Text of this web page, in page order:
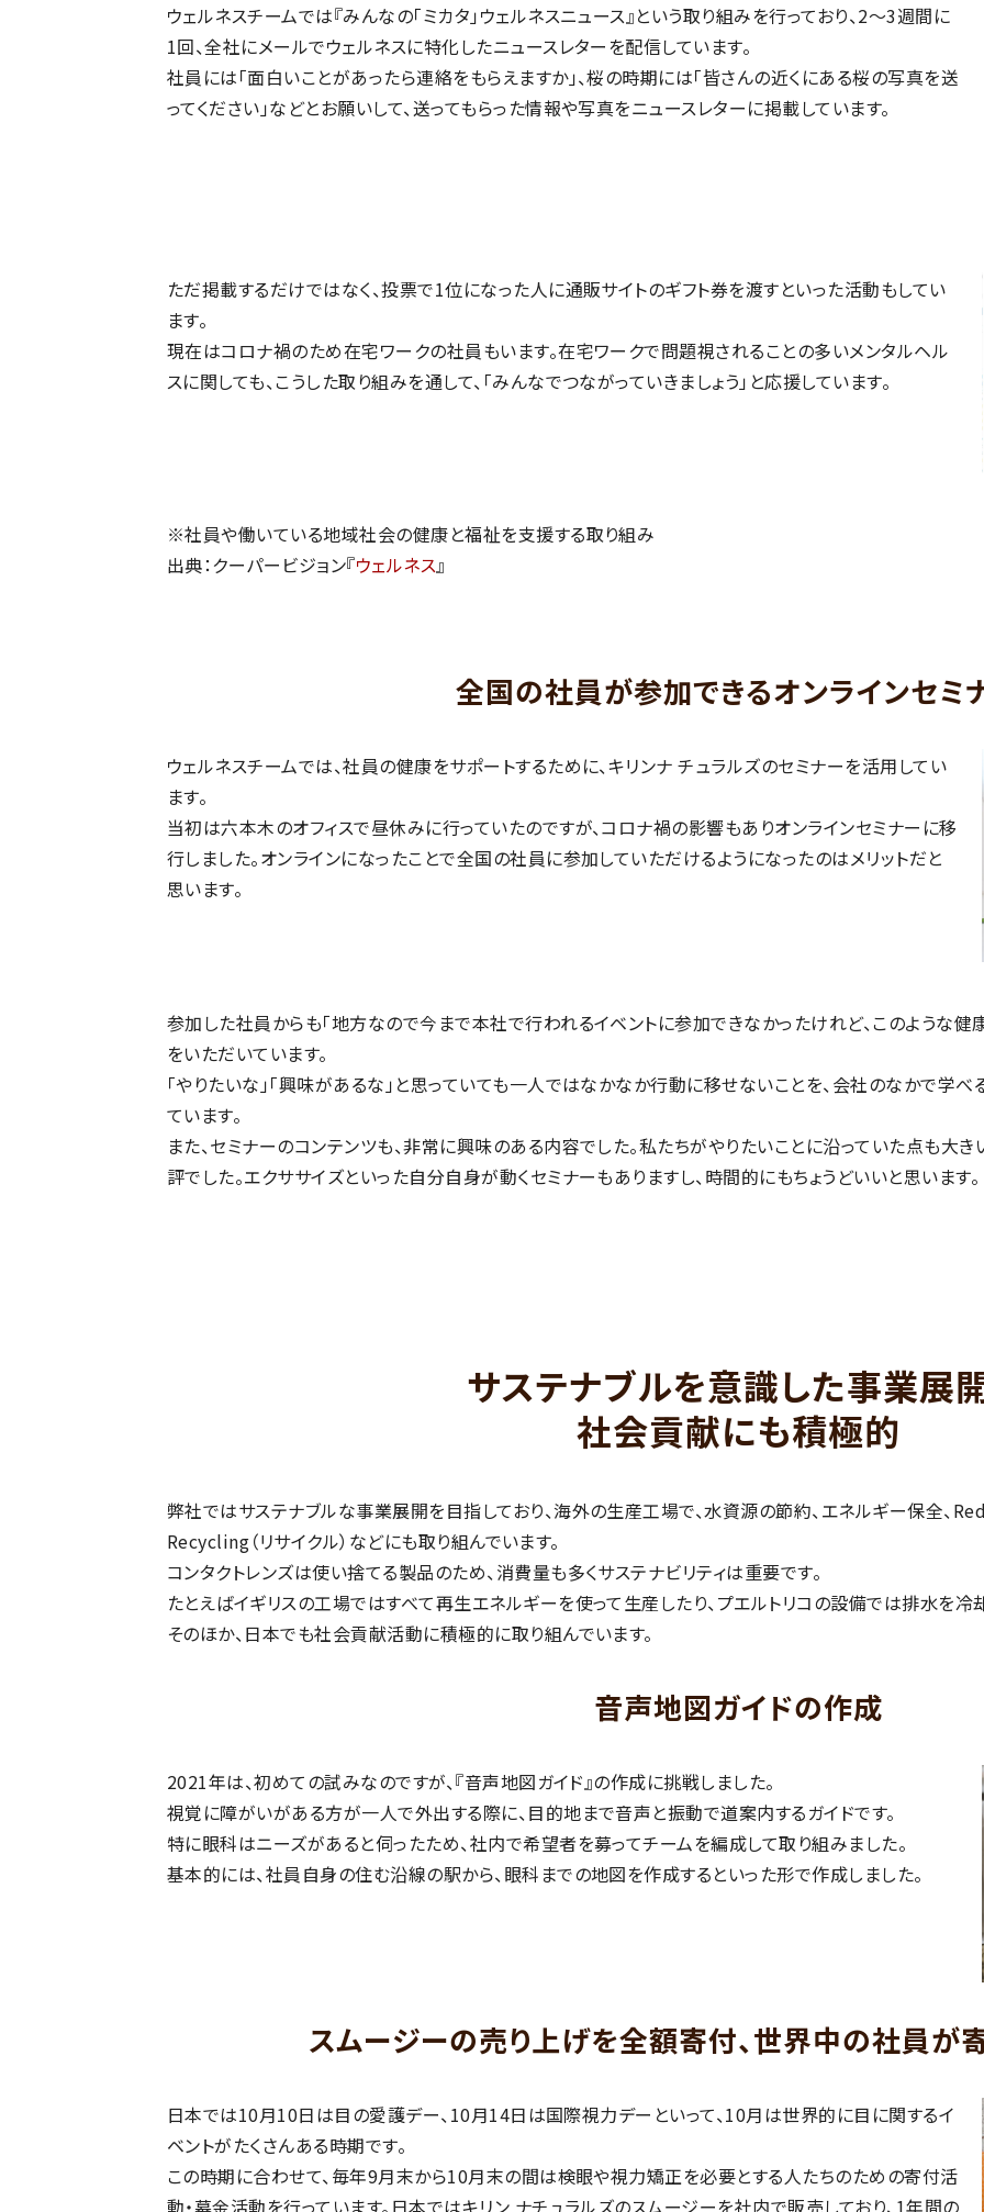
ウェルネスチームでは『みんなの「ミカタ」ウェルネスニュース』という取り組みを行っており、2～3週間に
1回、全社にメールでウェルネスに特化したニュースレターを配信しています。
社員には「面白いことがあったら連絡をもらえますか」、桜の時期には「皆さんの近くにある桜の写真を送
ってください」などとお願いして、送ってもらった情報や写真をニュースレターに掲載しています。
ただ掲載するだけではなく、投票で1位になった人に通販サイトのギフト券を渡すといった活動もしてい
ます。
現在はコロナ禍のため在宅ワークの社員もいます。在宅ワークで問題視されることの多いメンタルヘル
スに関しても、こうした取り組みを通して、「みんなでつながっていきましょう」と応援しています。
※社員や働いている地域社会の健康と福祉を支援する取り組み
出典：クーパービジョン『ウェルネス』
全国の社員が参加できるオンラインセミ
ウェルネスチームでは、社員の健康をサポートするために、キリンナ チュラルズのセミナーを活用してい
ます。
当初は六本木のオフィスで昼休みに行っていたのですが、コロナ禍の影響もありオンラインセミナーに移
行しました。オンラインになったことで全国の社員に参加していただけるようになったのはメリットだと
思います。
参加した社員からも「地方なので今まで本社で行われるイベントに参加できなかったけれど、このような健
をいただいています。
「やりたいな」「興味があるな」と思っていても一人ではなかなか行動に移せないことを、会社のなかで学
ています。
また、セミナーのコンテンツも、非常に興味のある内容でした。私たちがやりたいことに沿っていた点も大
評でした。エクササイズといった自分自身が動くセミナーもありますし、時間的にもちょうどいいと思います。
サステナブルを意識した事業展
社会貢献にも積極的
弊社ではサステナブルな事業展開を目指しており、海外の生産工場で、水資源の節約、エネルギー保全、
Recycling（リサイクル）などにも取り組んでいます。
コンタクトレンズは使い捨てる製品のため、消費量も多くサステナビリティは重要です。
たとえばイギリスの工場ではすべて再生エネルギーを使って生産したり、プエルトリコの設備では排水を冷
そのほか、日本でも社会貢献活動に積極的に取り組んでいます。
音声地図ガイドの作成
2021年は、初めての試みなのですが、『音声地図ガイド』の作成に挑戦しました。
視覚に障がいがある方が一人で外出する際に、目的地まで音声と振動で道案内するガイドです。
特に眼科はニーズがあると伺ったため、社内で希望者を募ってチームを編成して取り組みました。
基本的には、社員自身の住む沿線の駅から、眼科までの地図を作成するといった形で作成しました。
スムージーの売り上げを全額寄付、世界中の社員が
日本では10月10日は目の愛護デー、10月14日は国際視力デーといって、10月は世界的に目に関するイ
ベントがたくさんある時期です。
この時期に合わせて、毎年9月末から10月末の間は検眼や視力矯正を必要とする人たちのための寄付活